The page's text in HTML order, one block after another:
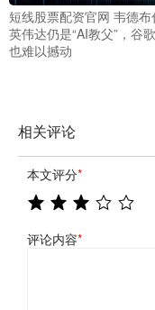
短线股票配资官网 韦德布
英伟达仍是“AI教父”，谷
也难以撼动
相关评论
本文评分*
评论内容*